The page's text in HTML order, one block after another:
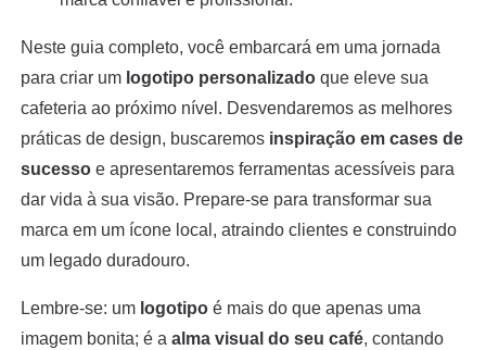
Neste guia completo, você embarcará em uma jornada
para criar um logotipo personalizado que eleve sua
cafeteria ao próximo nível. Desvendaremos as melhores
práticas de design, buscaremos inspiração em cases de
sucesso e apresentaremos ferramentas acessíveis para
dar vida à sua visão. Prepare-se para transformar sua
marca em um ícone local, atraindo clientes e construindo
um legado duradouro.
Lembre-se: um logotipo é mais do que apenas uma
imagem bonita; é a alma visual do seu café, contando